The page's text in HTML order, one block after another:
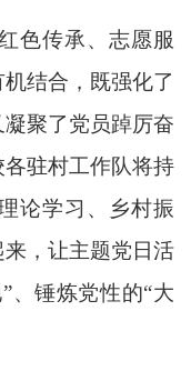
色传承、志愿服
结合，既强化了
聚了党员踔厉奋
驻村工作队将持
论学习、乡村振
，让主题党日活
、锤炼党性的“大